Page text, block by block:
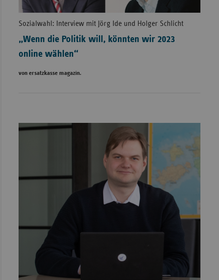
Sozialwahl: Interview mit Jörg Ide und Holger Schlicht
„Wenn die Politik will, könnten wir 2023
online wählen“
von ersatzkasse magazin.